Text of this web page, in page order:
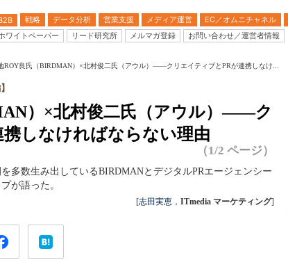
戦略 データ分析 営業支援 メディア運営 EC／オムニチャネル
ワイトペーパー
リード研究所 メルマガ登録 お問い合わせ／運営者情報
ROY良氏（BIRDMAN）×北村俊二氏（アウル）――クリエイティブとPRが連携しなけ...
）×北村俊二氏（アウル）――ク
しなければならない理由
（1/2 ページ）
多数生み出しているBIRDMANとデジタルPRエージェンシー
が語った。
[志田実恵 ， ITmedia マーケティング]